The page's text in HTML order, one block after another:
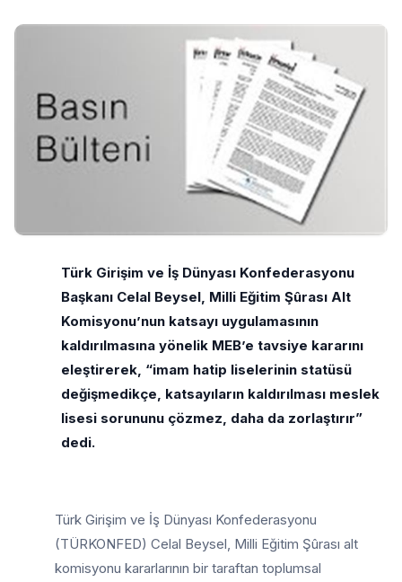
Türk Girişim ve İş Dünyası Konfederasyonu
Başkanı Celal Beysel, Milli Eğitim Şûrası Alt
Komisyonu’nun katsayı uygulamasının
kaldırılmasına yönelik MEB’e tavsiye kararını
eleştirerek, “imam hatip liselerinin statüsü
değişmedikçe, katsayıların kaldırılması meslek
lisesi sorununu çözmez, daha da zorlaştırır”
dedi.
Türk Girişim ve İş Dünyası Konfederasyonu
(TÜRKONFED) Celal Beysel, Milli Eğitim Şûrası alt
komisyonu kararlarının bir taraftan toplumsal